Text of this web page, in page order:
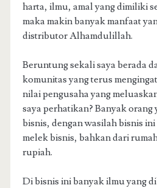
harta, ilmu, amal yang dimiliki
maka makin banyak manfaat
distributor Alhamdulillah.
Beruntung sekali saya berada
komunitas yang terus
nilai pengusaha yang
saya perhatikan? Banyak orang
bisnis, dengan wasilah bisnis
melek bisnis, bahkan dari
rupiah.
Di bisnis ini banyak ilmu yang